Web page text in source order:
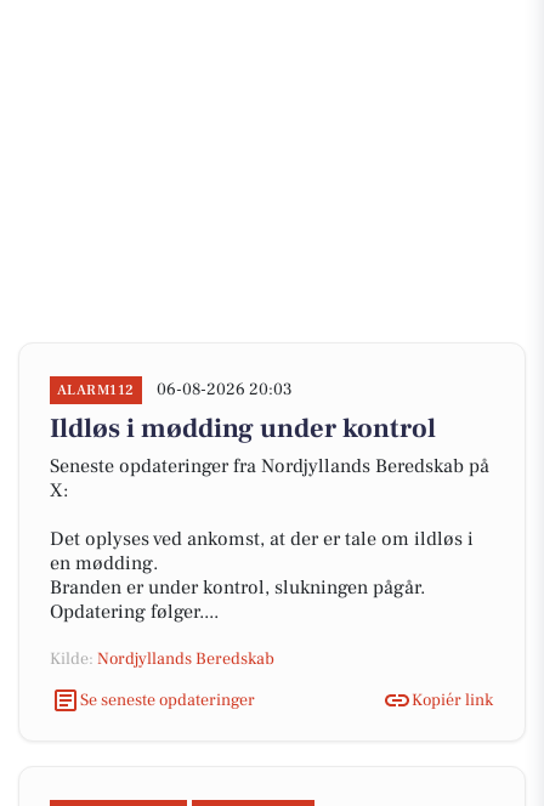
ALARM112 06-08-2026 20:03
Ildløs i mødding under kontrol
Seneste opdateringer fra Nordjyllands Beredskab på
X:
Det oplyses ved ankomst, at der er tale om ildløs i
en mødding.
Branden er under kontrol, slukningen pågår.
Opdatering følger....
Kilde: Nordjyllands Beredskab
Se seneste opdateringer
Kopiér link